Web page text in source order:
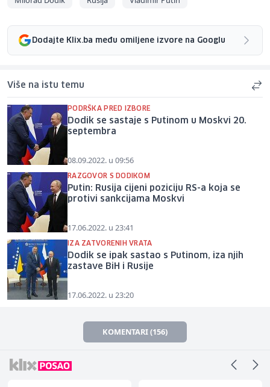
Dodajte Klix.ba među omiljene izvore na Googlu
Više na istu temu
PODRŠKA PRED IZBORE
Dodik se sastaje s Putinom u Moskvi 20.
septembra
08.09.2022. u 09:56
RAZGOVOR S DODIKOM
Putin: Rusija cijeni poziciju RS-a koja se
protivi sankcijama Moskvi
17.06.2022. u 23:41
IZA ZATVORENIH VRATA
Dodik se ipak sastao s Putinom, iza njih
zastave BiH i Rusije
17.06.2022. u 23:20
KOMENTARI (156)